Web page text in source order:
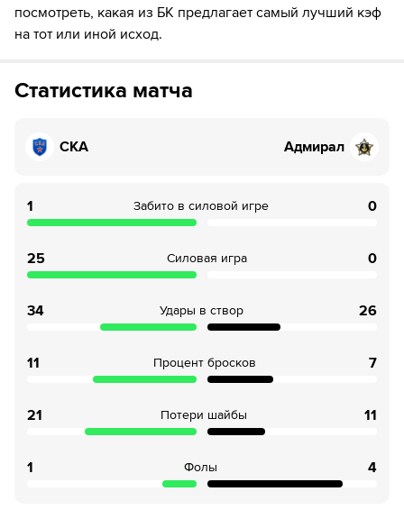
посмотреть, какая из БК предлагает самый лучший кэф
на тот или иной исход.
Статистика матча
СКА Адмирал
1 Забито в силовой игре 0
25 Силовая игра 0
34 Удары в створ 26
11 Процент бросков 7
21 Потери шайбы 11
1 Фолы 4